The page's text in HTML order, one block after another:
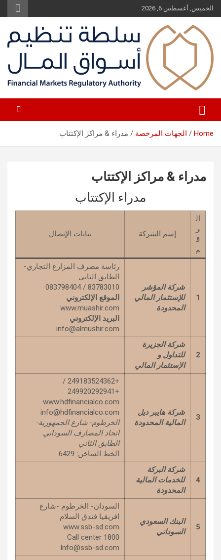
Skip
to
content
الخميس, أغسطس 6, 2026
سلطة تنظيم أسواق المال
Home الجهات المرخصة مدراء & مراكز الإكتتاب
مدراء & مراكز الإكتتاب
مدراء الإكتتاب
ال
ر
ق
م
إسم الشركة بيانات الإتصال
1
شركة المؤشر
للإستثمار المالي
المحدودة
رئاسة مصرف المزارع التجاري-
الطابق الثاني
83783010 / 083798404
الموقع الإلكتروني
www.muashir.com
البريد الإلكتروني
info@almushir.com
2
شركة الجزيرة
للتداول و
الإستثمار المالي
3
شركة هايبر ديل
المالية المحدودة
+249183524362 /
+249920292941
www.hdfinancialco.com
info@hdfinancialco.com
الخرطوم- شارع الجمهورية-
اتحاد المصارف السوداني
الطابق الثاني
الخط الساخن: 6429
4
شركة البركة
للخدمات المالية
المحدودة
5
البنك السعودي
السوداني
السودان- الخرطوم -شارع
افريقيا فندق السلام
www.ssb-sd.com
Call center 1800
Info@ssb-sd.com